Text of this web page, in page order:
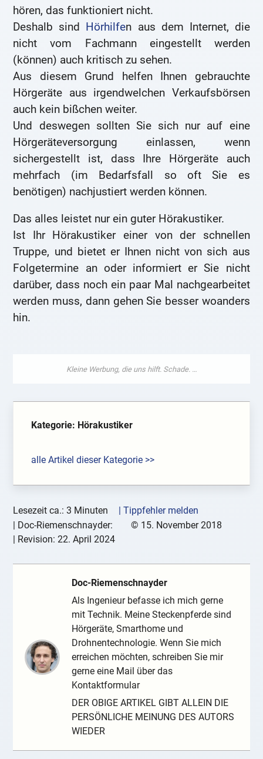
hören, das funktioniert nicht.
Deshalb sind Hörhilfen aus dem Internet, die
nicht vom Fachmann eingestellt werden
(können) auch kritisch zu sehen.
Aus diesem Grund helfen Ihnen gebrauchte
Hörgeräte aus irgendwelchen Verkaufsbörsen
auch kein bißchen weiter.
Und deswegen sollten Sie sich nur auf eine
Hörgeräteversorgung einlassen, wenn
sichergestellt ist, dass Ihre Hörgeräte auch
mehrfach (im Bedarfsfall so oft Sie es
benötigen) nachjustiert werden können.
Das alles leistet nur ein guter Hörakustiker.
Ist Ihr Hörakustiker einer von der schnellen
Truppe, und bietet er Ihnen nicht von sich aus
Folgetermine an oder informiert er Sie nicht
darüber, dass noch ein paar Mal nachgearbeitet
werden muss, dann gehen Sie besser woanders
hin.
Kategorie: Hörakustiker
alle Artikel dieser Kategorie >>
Lesezeit ca.: 3 Minuten
| Tippfehler melden
| Doc-Riemenschnayder: © 15. November 2018
| Revision:22. April 2024
Doc-Riemenschnayder
Als Ingenieur befasse ich mich gerne
mit Technik. Meine Steckenpferde sind
Hörgeräte, Smarthome und
Drohnentechnologie. Wenn Sie mich
erreichen möchten, schreiben Sie mir
gerne eine Mail über das
Kontaktformular
DER OBIGE ARTIKEL GIBT ALLEIN DIE
PERSÖNLICHE MEINUNG DES AUTORS
WIEDER